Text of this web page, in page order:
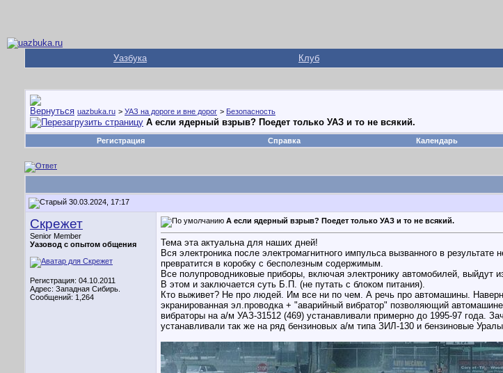
Уазбука Клуб
uazbuka.ru > УАЗ на дороге и вне дорог > Безопасность
А если ядерный взрыв? Поедет только УАЗ и то не всякий.
Регистрация Справка Календарь
30.03.2024, 17:17
Скрежет
Senior Member
Уазовод с опытом общения
Регистрация: 04.10.2011
Адрес: Западная Сибирь.
Сообщений: 1,264
А если ядерный взрыв? Поедет только УАЗ и то не всякий.
Тема эта актуальна для наших дней!
Вся электроника после электромагнитного импульса вызванного в
превратится в коробку с бесполезным содержимым.
Все полупроводниковые приборы, включая электронику автомобилей,
В этом и заключается суть Б.П. (не путать с блоком питания).
Кто выживет? Не про людей. Им все ни по чем. А речь про автомашины.
экранированная эл.проводка + "аварийный вибратор" позволяющий
вибраторы на а/м УАЗ-31512 (469) устанавливали примерно до 1995-97 года.
устанавливали так же на ряд бензиновых а/м типа ЗИЛ-130 и бензиновые